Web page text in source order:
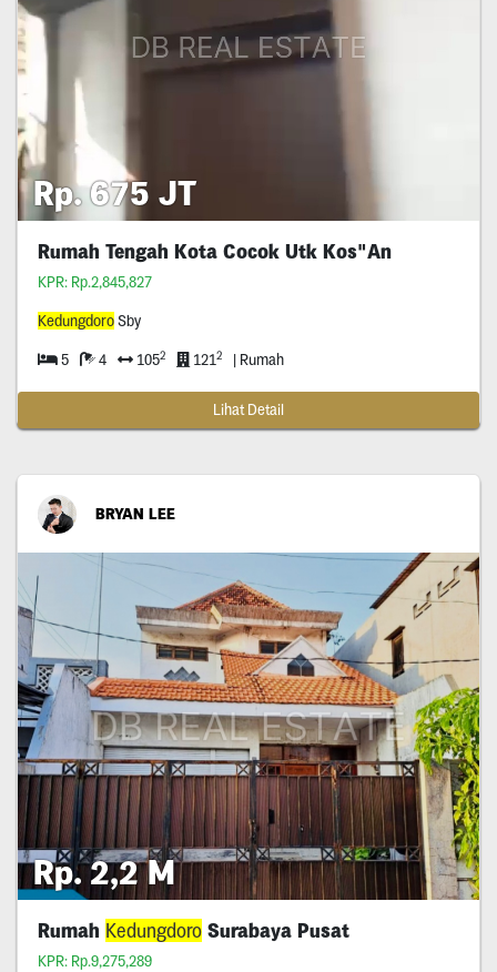
Rp. 675 JT
Rumah Tengah Kota Cocok Utk Kos"An
KPR: Rp.2,845,827
KedungdoroSby
5 4 1052 1212 | Rumah
Lihat Detail
BRYAN LEE
Rp. 2,2 M
Rumah KedungdoroSurabaya Pusat
KPR: Rp.9,275,289